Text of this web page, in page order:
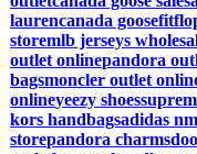
laurencanada goose
storemlb jerseys
outlet onlinepandora
bagsmoncler outlet
onlineyeezy shoes
kors handbagsadidas
storepandora charms